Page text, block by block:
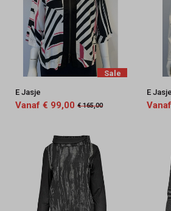
Sale
E Jasje
Vanaf € 99,00 € 165,00
E